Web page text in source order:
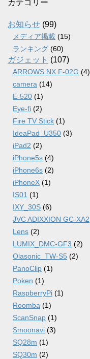
ブ
カテゴリー
お知らせ (99)
メディア掲載 (15)
ランキング (60)
ガジェット (107)
ARROWS NX F-02G (4)
camera (14)
E-520 (1)
Eye-fi (2)
Fire TV Stick (1)
IdeaPad_U350 (3)
iPad2 (2)
iPhone5s (4)
iPhone6s (2)
iPhoneX (1)
IS01 (1)
IXY_30S (6)
JVC ADIXXION GC-XA2
Lens (2)
LUMIX_DMC-GF3 (2)
Olasonic_TW-S5 (2)
PanoClip (1)
Poken (1)
RaspberryPi (1)
Roomba (1)
ScanSnap (1)
Smoonavi (3)
SQ28m (1)
SQ30m (2)